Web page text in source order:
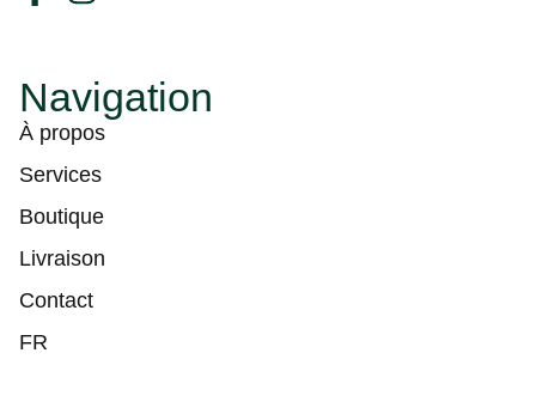
Navigation
À propos
Services
Boutique
Livraison
Contact
FR